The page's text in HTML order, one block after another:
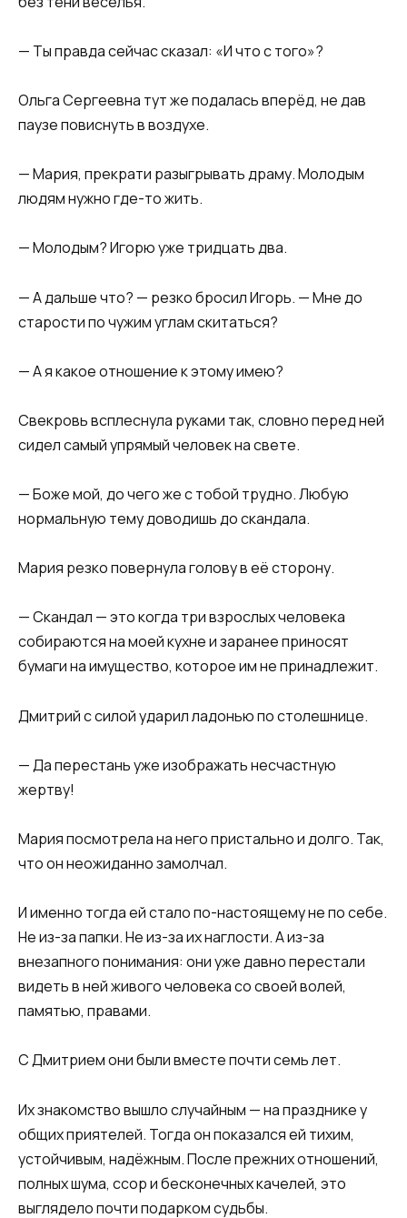
— Ты правда сейчас сказал: «И что с того»?
Ольга Сергеевна тут же подалась вперёд, не дав
паузе повиснуть в воздухе.
— Мария, прекрати разыгрывать драму. Молодым
людям нужно где-то жить.
— Молодым? Игорю уже тридцать два.
— А дальше что? — резко бросил Игорь. — Мне до
старости по чужим углам скитаться?
— А я какое отношение к этому имею?
Свекровь всплеснула руками так, словно перед ней
сидел самый упрямый человек на свете.
— Боже мой, до чего же с тобой трудно. Любую
нормальную тему доводишь до скандала.
Мария резко повернула голову в её сторону.
— Скандал — это когда три взрослых человека
собираются на моей кухне и заранее приносят
бумаги на имущество, которое им не принадлежит.
Дмитрий с силой ударил ладонью по столешнице.
— Да перестань уже изображать несчастную
жертву!
Мария посмотрела на него пристально и долго. Так,
что он неожиданно замолчал.
И именно тогда ей стало по-настоящему не по себе.
Не из-за папки. Не из-за их наглости. А из-за
внезапного понимания: они уже давно перестали
видеть в ней живого человека со своей волей,
памятью, правами.
С Дмитрием они были вместе почти семь лет.
Их знакомство вышло случайным — на празднике у
общих приятелей. Тогда он показался ей тихим,
устойчивым, надёжным. После прежних отношений,
полных шума, ссор и бесконечных качелей, это
выглядело почти подарком судьбы.